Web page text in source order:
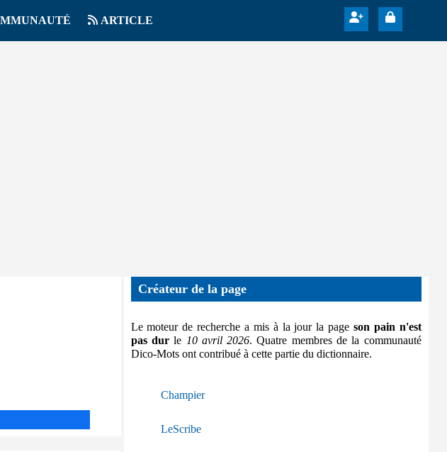
ARTICLE
Créateur de la page
Le moteur de recherche a mis à la jour la page son pain n'est
pas durle 10 avril 2026. Quatre membres de la communauté
Dico-Mots ont contribué à cette partie du dictionnaire.
Champier
LeScribe